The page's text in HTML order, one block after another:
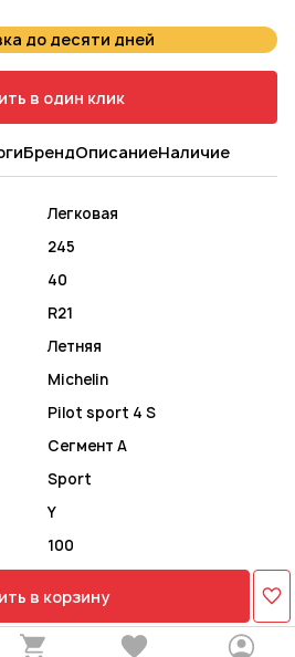
до десяти дней
в один клик
БрендОписаниеНаличие
Легковая
245
40
R21
Летняя
Michelin
Pilot sport 4 S
Сегмент A
Sport
Y
100
в корзину